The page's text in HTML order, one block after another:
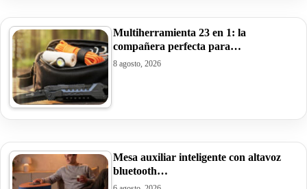
Multiherramienta 23 en 1: la
compañera perfecta para…
8 agosto, 2026
Mesa auxiliar inteligente con altavoz
bluetooth…